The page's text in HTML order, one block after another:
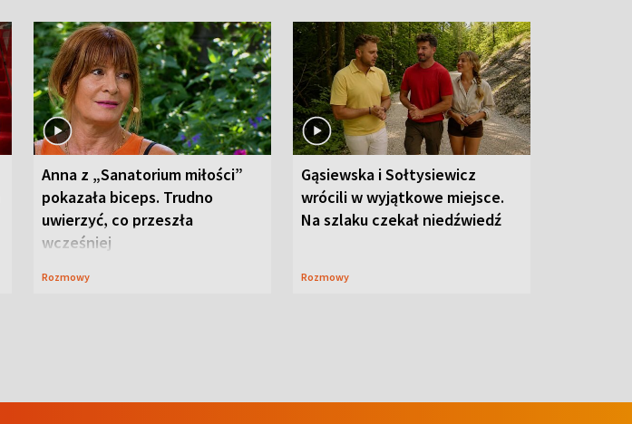
Anna z „Sanatorium miłości”
pokazała biceps. Trudno
uwierzyć, co przeszła
wcześniej
Rozmowy
Gąsiewska i Sołtysiewicz
wrócili w wyjątkowe miejsce.
Na szlaku czekał niedźwiedź
Rozmowy